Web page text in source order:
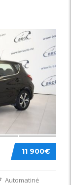
11 900€
Automatinė